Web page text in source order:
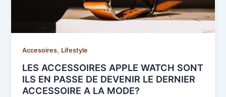
Accesoires, Lifestyle
LES ACCESSOIRES APPLE WATCH SONT
ILS EN PASSE DE DEVENIR LE DERNIER
ACCESSOIRE A LA MODE?